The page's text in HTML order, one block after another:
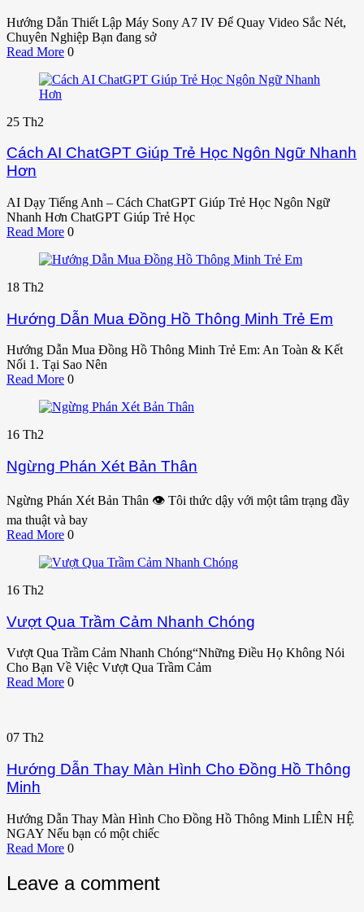
Hướng Dẫn Thiết Lập Máy Sony A7 IV Để Quay Video Sắc Nét,
Chuyên Nghiệp Bạn đang sở
Read More 0
25 Th2
Cách AI ChatGPT Giúp Trẻ Học Ngôn Ngữ Nhanh
Hơn
AI Dạy Tiếng Anh – Cách ChatGPT Giúp Trẻ Học Ngôn Ngữ
Nhanh Hơn ChatGPT Giúp Trẻ Học
Read More 0
18 Th2
Hướng Dẫn Mua Đồng Hồ Thông Minh Trẻ Em
Hướng Dẫn Mua Đồng Hồ Thông Minh Trẻ Em: An Toàn & Kết
Nối 1. Tại Sao Nên
Read More 0
16 Th2
Ngừng Phán Xét Bản Thân
Ngừng Phán Xét Bản Thân 👁️ Tôi thức dậy với một tâm trạng đầy
ma thuật và bay
Read More 0
16 Th2
Vượt Qua Trầm Cảm Nhanh Chóng
Vượt Qua Trầm Cảm Nhanh Chóng“Những Điều Họ Không Nói
Cho Bạn Về Việc Vượt Qua Trầm Cảm
Read More 0
07 Th2
Hướng Dẫn Thay Màn Hình Cho Đồng Hồ Thông
Minh
Hướng Dẫn Thay Màn Hình Cho Đồng Hồ Thông Minh LIÊN HỆ
NGAY Nếu bạn có một chiếc
Read More 0
Leave a comment